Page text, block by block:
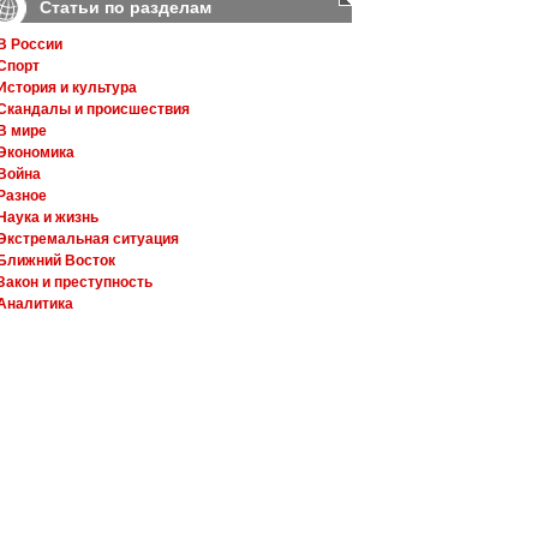
Статьи по разделам
России
и культура
и происшествия
мире
и жизнь
ситуация
Восток
и преступность